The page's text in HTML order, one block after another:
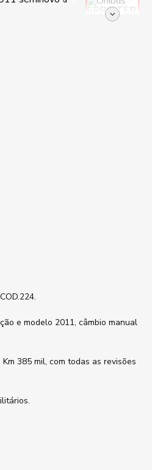
e modelo 2011, câmbio manual
385 mil, com todas as revisões